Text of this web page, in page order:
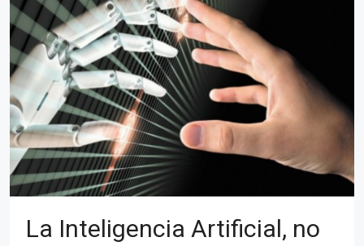
La Inteligencia Artificial, no